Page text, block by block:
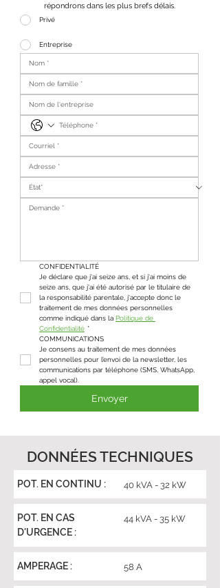
répondrons dans les plus brefs délais.
Privé
Entreprise
CONFIDENTIALITÉ
Je déclare que j'ai seize ans, et si j'ai moins de
seize ans, que j'ai été autorisé par le titulaire de
la responsabilité parentale, j'accepte donc le
traitement de mes données personnelles
comme indiqué dans la Politique de
Confidentialité *
COMMUNICATIONS
Je consens au traitement de mes données
personnelles pour l’envoi de la newsletter, les
communications par téléphone (SMS, WhatsApp,
appel vocal).
Envoyer
DONNÉES TECHNIQUES
POT. EN CONTINU : 40 kVA - 32 kW
POT. EN CAS
D'URGENCE :
44 kVA - 35 kW
AMPERAGE : 58 A